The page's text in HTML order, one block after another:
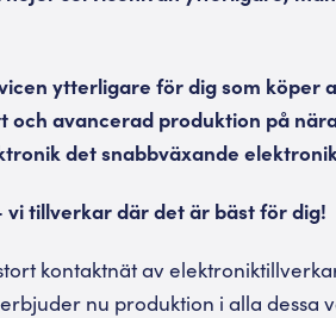
ytterligare för dig som köper
och avancerad produktion på
det snabbväxande
tillverkar där det är bäst för dig!
kontaktnät av
nu produktion i alla dessa